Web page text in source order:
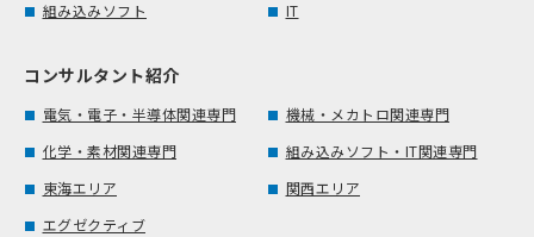
組み込みソフト IT
コンサルタント紹介
電気・電子・半導体関連専門
機械・メカトロ関連専門
化学・素材関連専門
組み込みソフト・IT関連専門
東海エリア
関西エリア
エグゼクティブ